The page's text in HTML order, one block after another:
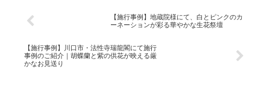
【施行事例】地蔵院様にて、白とピンクのカ
ーネーションが彩る華やかな生花祭壇
【施行事例】川口市・法性寺瑞龍閣にて施行
事例のご紹介｜胡蝶蘭と紫の供花が映える厳
かなお見送り